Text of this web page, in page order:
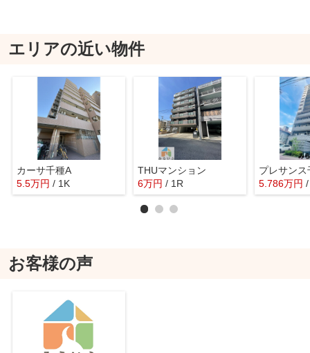
エリアの近い物件
カーサ千種A
5.5万円 / 1K
THUマンション
6万円 / 1R
プレサン
5.786万円
お客様の声